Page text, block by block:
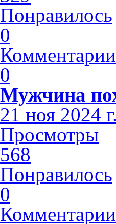
Понравилось
0
Комментарии
0
Мужчина
21 ноя 2024 г.
Просмотры
568
Понравилось
0
Комментарии